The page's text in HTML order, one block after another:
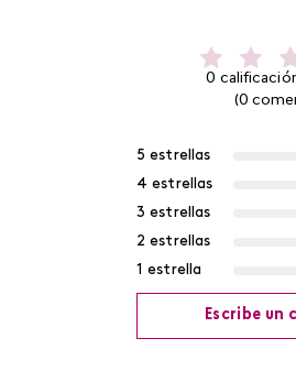
0
(0
5 estrellas
4 estrellas
3 estrellas
2 estrellas
1 estrella
Escribe un